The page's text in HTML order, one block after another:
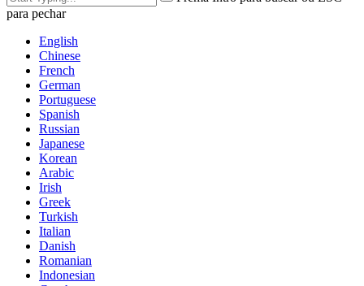
para pechar
English
Chinese
French
German
Portuguese
Spanish
Russian
Japanese
Korean
Arabic
Irish
Greek
Turkish
Italian
Danish
Romanian
Indonesian